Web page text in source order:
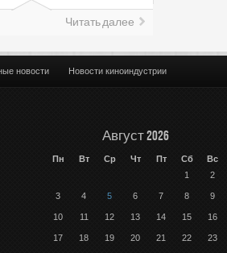
Читать далее
новости Новости киноиндустрии
Август 2026
Пн Вт Ср Чт Пт Сб
Вс
1
2
3 4 5 6 7 8 9
10 11 12 13 14 15 16
17 18 19 20 21 22 23